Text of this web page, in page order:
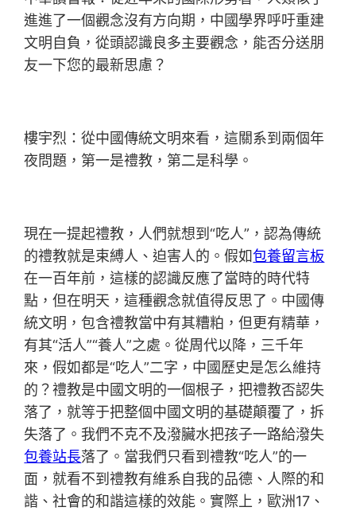
進進了一個觀念沒有方向期，中國學界呼吁重建
文明自負，從頭認識良多主要觀念，能否分送朋
友一下您的最新思慮？
樓宇烈：從中國傳統文明來看，這關系到兩個年
夜問題，第一是禮教，第二是科學。
現在一提起禮教，人們就想到“吃人”，認為傳統
的禮教就是束縛人、迫害人的。假如包養留言板
在一百年前，這樣的認識反應了當時的時代特
點，但在明天，這種觀念就值得反思了。中國傳
統文明，包含禮教當中有其糟粕，但更有精華，
有其“活人”“養人”之處。從周代以降，三千年
來，假如都是“吃人”二字，中國歷史是怎么維持
的？禮教是中國文明的一個根子，把禮教否認失
落了，就等于把整個中國文明的基礎顛覆了，拆
失落了。我們不克不及潑臟水把孩子一路給潑失
包養站長落了。當我們只看到禮教“吃人”的一
面，就看不到禮教有維系自我的品德、人際的和
諧、社會的和諧這樣的效能。實際上，歐洲17、